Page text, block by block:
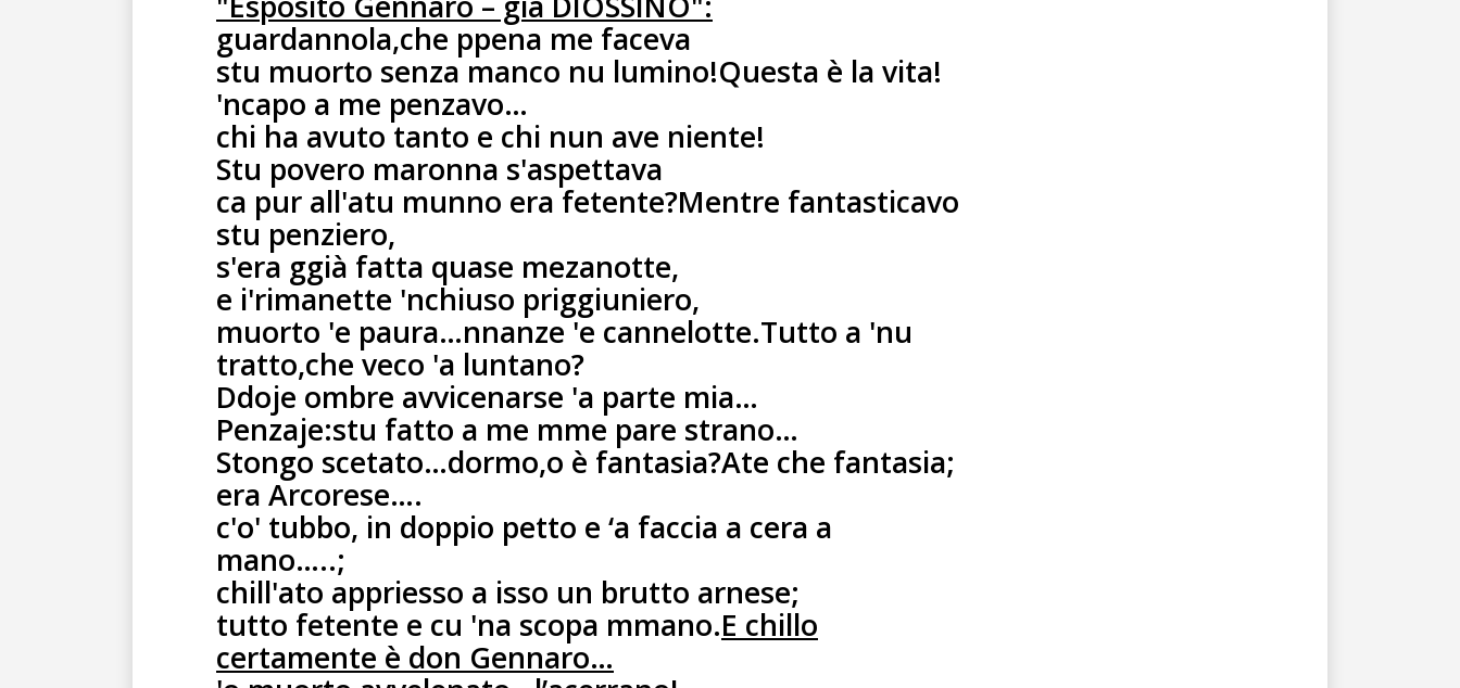
guardannola,che ppena me faceva
stu muorto senza manco nu lumino!Questa è la vita!
'ncapo a me penzavo…
chi ha avuto tanto e chi nun ave niente!
Stu povero maronna s'aspettava
ca pur all'atu munno era fetente?Mentre fantasticavo
stu penziero,
s'era ggià fatta quase mezanotte,
e i'rimanette 'nchiuso priggiuniero,
muorto 'e paura…nnanze 'e cannelotte.Tutto a 'nu
tratto,che veco 'a luntano?
Ddoje ombre avvicenarse 'a parte mia…
Penzaje:stu fatto a me mme pare strano…
Stongo scetato…dormo,o è fantasia?Ate che fantasia;
era Arcorese….
c'o' tubbo, in doppio petto e ‘a faccia a cera a
mano…..;
chill'ato appriesso a isso un brutto arnese;
tutto fetente e cu 'na scopa mmano.E chillo
certamente è don Gennaro…